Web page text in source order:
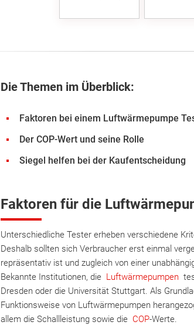
Die Themen im Überblick:
Faktoren bei einem Luftwärmepumpe
Der COP-Wert und seine Rolle
Siegel helfen bei der Kaufentscheidung
Faktoren für die
Unterschiedliche Tester erheben verschiedene
Deshalb sollten sich Verbraucher erst einmal
repräsentativ ist und zugleich von einer
Bekannte Institutionen, die Luftwärmepumpen
Dresden oder die Universität Stuttgart. Als
Funktionsweise von Luftwärmepumpen
allem die Schallleistung sowie die COP-Werte.